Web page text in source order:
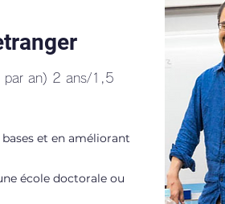
par an) 2 ans/1,5
et en améliorant
école doctorale ou